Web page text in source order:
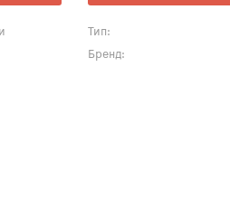
Тип:
Бренд: